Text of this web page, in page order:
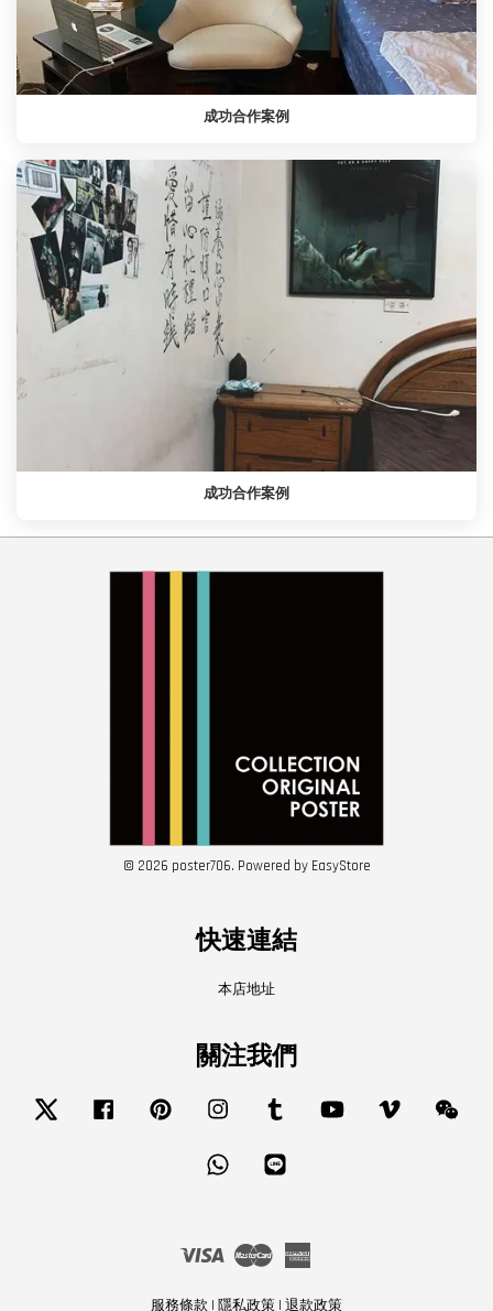
成功合作案例
成功合作案例
© 2026 poster706. Powered by EasyStore
快速連結
本店地址
關注我們
Twitter Facebook Pinterest Instagram Tumblr YouTube Vimeo
Whatsapp
Visa Master
服務條款 | 隱私政策 | 退款政策